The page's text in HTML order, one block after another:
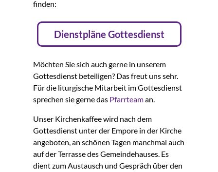
finden:
Dienstpläne Gottesdienst
Möchten Sie sich auch gerne in unserem
Gottesdienst beteiligen? Das freut uns sehr.
Für die liturgische Mitarbeit im Gottesdienst
sprechen sie gerne das Pfarrteaman.
Unser Kirchenkaffee wird nach dem
Gottesdienst unter der Empore in der Kirche
angeboten, an schönen Tagen manchmal auch
auf der Terrasse des Gemeindehauses. Es
dient zum Austausch und Gespräch über den